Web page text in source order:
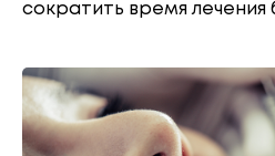
сократить время лечения